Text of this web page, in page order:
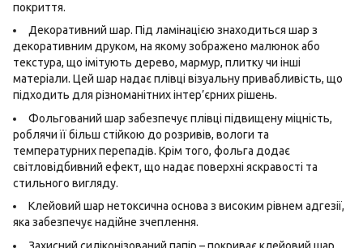
покриття.
Декоративний шар. Під ламінацією знаходиться шар з
декоративним друком, на якому зображено малюнок або
текстура, що імітують дерево, мармур, плитку чи інші
матеріали. Цей шар надає плівці візуальну привабливість, що
підходить для різноманітних інтер’єрних рішень.
Фольгований шар забезпечує плівці підвищену міцність,
роблячи її більш стійкою до розривів, вологи та
температурних перепадів. Крім того, фольга додає
світловідбивний ефект, що надає поверхні яскравості та
стильного вигляду.
Клейовий шар нетоксична основа з високим рівнем адгезії,
яка забезпечує надійне зчеплення.
Захисний силіконізований папір – покриває клейовий шар